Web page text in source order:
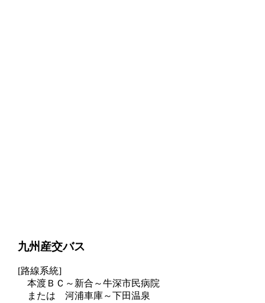
九州産交バス
[路線系統]
本渡ＢＣ～新合～牛深市民病院
または 河浦車庫～下田温泉